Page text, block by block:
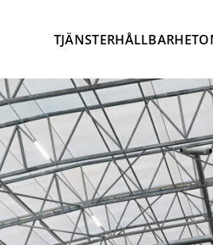
TJÄNSTERHÅLLBARHET